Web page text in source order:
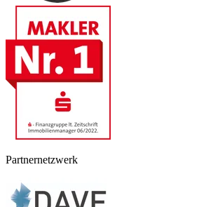
Partnernetzwerk